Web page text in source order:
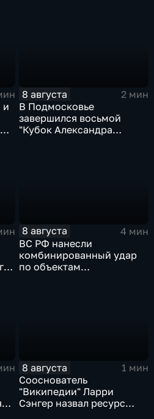
и
8 августа
2 мин
В Подмосковье
завершился восьмой
"Кубок Александра
8 августа
4 мин
ВС РФ нанесли
комбинированный удар
по объектам
8 августа
1 мин
Сооснователь
"Википедии" Ларри
Сэнгер назвал ресурс